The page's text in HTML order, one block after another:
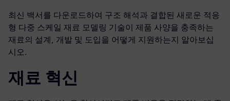
최신 백서를 다운로드하여 구조 해석과 결합된 새로운 적응
형 다중 스케일 재료 모델링 기술이 제품 사양을 충족하는
재료의 설계, 개발 및 도입을 어떻게 지원하는지 알아보십
시오.
재료 혁신